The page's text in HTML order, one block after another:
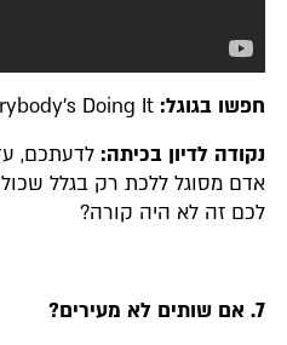
חפשו בגוגל: Doing It
נקודה לדיון בכיתה: לדעתכם,
אדם מסוגל ללכת רק בגלל
לכם זה לא היה קורה?
7. אם שותים לא מעירים?